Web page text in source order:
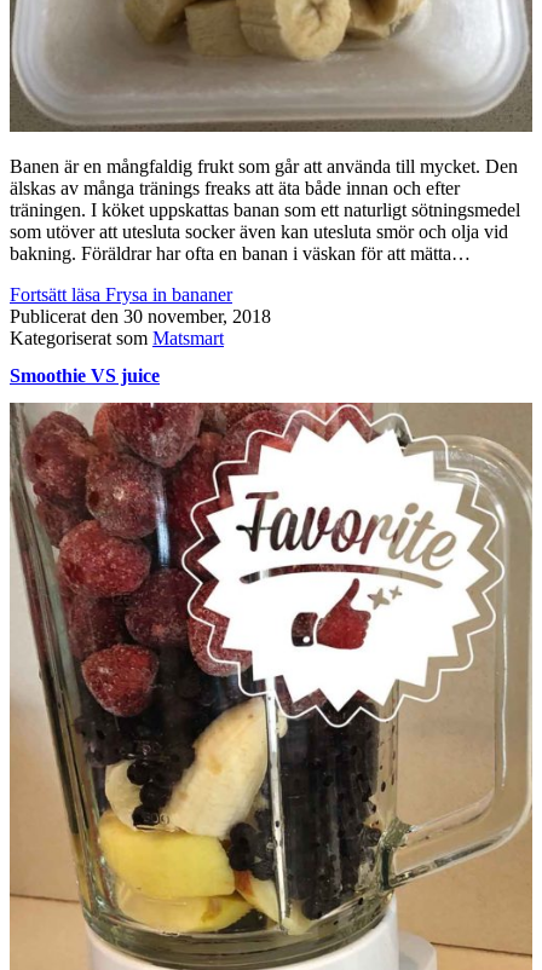
Banen är en mångfaldig frukt som går att använda till mycket. Den
älskas av många tränings freaks att äta både innan och efter
träningen. I köket uppskattas banan som ett naturligt sötningsmedel
som utöver att utesluta socker även kan utesluta smör och olja vid
bakning. Föräldrar har ofta en banan i väskan för att mätta…
Fortsätt läsa Frysa in bananer
Publicerat den 30 november, 2018
Kategoriserat som Matsmart
Smoothie VS juice